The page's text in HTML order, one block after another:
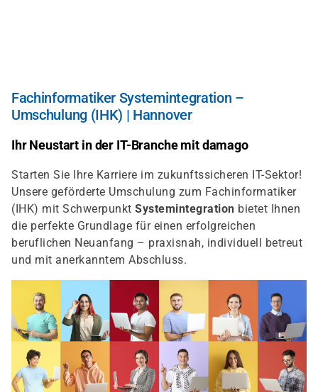
Fachinformatiker Systemintegration –
Umschulung (IHK) | Hannover
Ihr Neustart in der IT-Branche mit damago
Starten Sie Ihre Karriere im zukunftssicheren IT-Sektor!
Unsere geförderte Umschulung zum Fachinformatiker
(IHK) mit Schwerpunkt Systemintegration bietet Ihnen
die perfekte Grundlage für einen erfolgreichen
beruflichen Neuanfang – praxisnah, individuell betreut
und mit anerkanntem Abschluss.